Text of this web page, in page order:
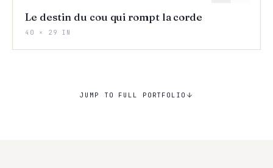
Le destin du cou qui rompt la corde
40 × 29 IN
JUMP TO FULL PORTFOLIO